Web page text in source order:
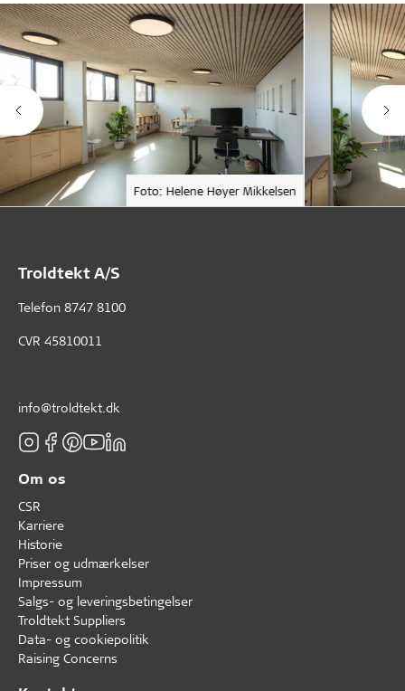
Foto: Helene Høyer Mikkelsen
Troldtekt A/S
Telefon 8747 8100
CVR 45810011
info@troldtekt.dk
Om os
CSR
Karriere
Historie
Priser og udmærkelser
Impressum
Salgs- og leveringsbetingelser
Troldtekt Suppliers
Data- og cookiepolitik
Raising Concerns